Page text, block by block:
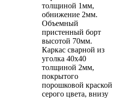
толщиной 1мм,
обнижение 2мм.
Объемный
пристенный борт
высотой 70мм.
Каркас сварной из
уголка 40х40
толщиной 2мм,
покрытого
порошковой краской
серого цвета, внизу